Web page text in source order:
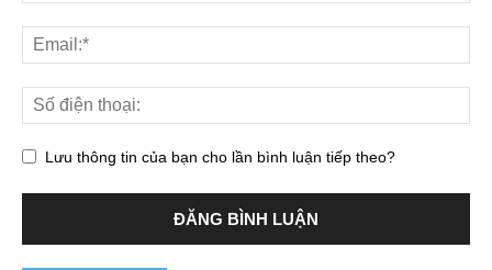
Lưu thông tin của bạn cho lần bình luận tiếp theo?